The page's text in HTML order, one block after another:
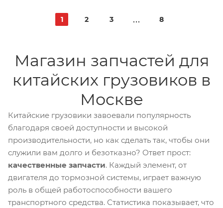
1 2 3 8
Магазин запчастей для
китайских грузовиков в
Москве
Китайские грузовики завоевали популярность
благодаря своей доступности и высокой
производительности, но как сделать так, чтобы они
служили вам долго и безотказно? Ответ прост:
качественные запчасти. Каждый элемент, от
двигателя до тормозной системы, играет важную
роль в общей работоспособности вашего
транспортного средства. Статистика показывает, что